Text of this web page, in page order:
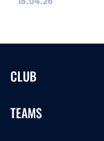
CLUB
TEAMS